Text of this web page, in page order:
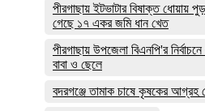
পীরগাছায় ইটভাটার বিষাক্ত
গেছে ১৭ একর জমি ধান খেত
পীরগাছায় উপজেলা বিএনপি'র
বাবা ও ছেলে
বদরগঞ্জে তামাক চাষে কৃষকের আগ্রহ